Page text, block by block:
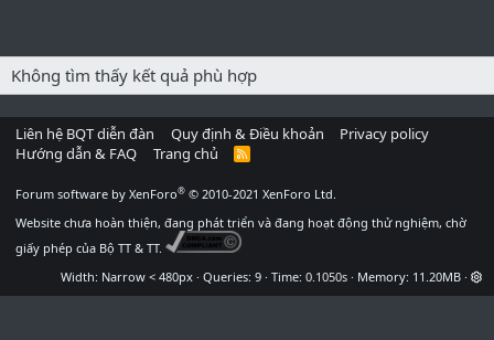
Không tìm thấy kết quả phù hợp
Liên hệ BQT diễn đàn Quy định & Điều khoản
Privacy policy
Hướng dẫn & FAQ
Trang chủ
R
Forum software by XenForo® © 2010-2021 XenForo Ltd.
Website chưa hoàn thiện, đang phát triển và đang hoạt động thử nghiệm, chờ
giấy phép của Bộ TT & TT.
Width
Queries 9 Time 0.1050s Memory 11.20MB